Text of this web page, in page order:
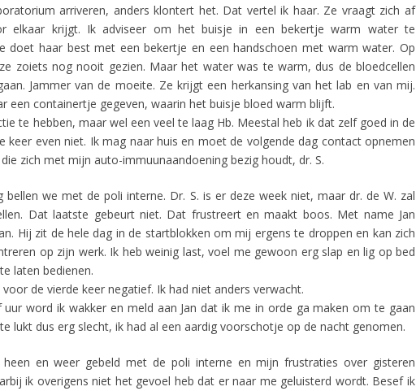
arriveren, anders klontert het. Dat vertel ik haar. Ze vraagt zich af
elkaar krijgt. Ik adviseer om het buisje in een bekertje warm water te
doet haar best met een bekertje en een handschoen met warm water. Op
zoiets nog nooit gezien. Maar het water was te warm, dus de bloedcellen
Jammer van de moeite. Ze krijgt een herkansing van het lab en van mij.
een containertje gegeven, waarin het buisje bloed warm blijft.
te hebben, maar wel een veel te laag Hb. Meestal heb ik dat zelf goed in de
keer even niet. Ik mag naar huis en moet de volgende dag contact opnemen
zich met mijn auto-immuunaandoening bezig houdt, dr. S.
bellen we met de poli interne. Dr. S. is er deze week niet, maar dr. de W. zal
Dat laatste gebeurt niet. Dat frustreert en maakt boos. Met name Jan
Hij zit de hele dag in de startblokken om mij ergens te droppen en kan zich
op zijn werk. Ik heb weinig last, voel me gewoon erg slap en lig op bed
laten bedienen.
de vierde keer negatief. Ik had niet anders verwacht.
uur word ik wakker en meld aan Jan dat ik me in orde ga maken om te gaan
lukt dus erg slecht, ik had al een aardig voorschotje op de nacht genomen.
heen en weer gebeld met de poli interne en mijn frustraties over gisteren
ik overigens niet het gevoel heb dat er naar me geluisterd wordt. Besef ik